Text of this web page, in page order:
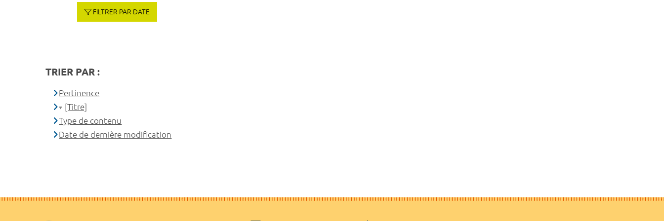
FILTRER PAR DATE
TRIER PAR :
Pertinence
[Titre]
Type de contenu
Date de dernière modification